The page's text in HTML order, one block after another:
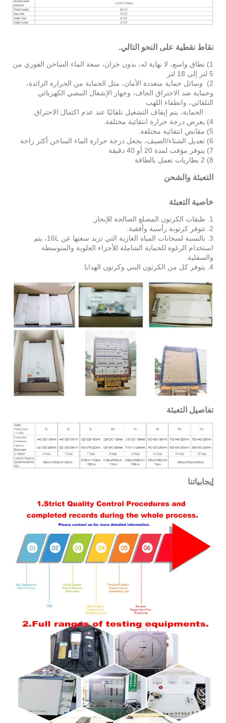
نقاط نقطية على النحو التالي.
1) نطاق واسع، لا نهاية له، بدون خزان، سعة الماء الساخن الفوري من
5 لتر إلى 18 لتر
2) وسائل حماية متعددة الأمان، مثل الحماية من الحرارة الزائدة،
وحماية ضد الاحتراق الجاف، وجهاز الإشعال النبضي الكهربائي
التلقائي، وانطفاء اللهب
الحماية، يتم إيقاف التشغيل تلقائيًا عند عدم اكتمال الاحتراق.
4) يعرض درجة حرارة انتقائية مختلفة.
5) مقابض انتقائية مختلفة.
6) تعديل الشتاء/الصيف، يجعل درجة حرارة الماء الساخن أكثر راحة
7) يتوفر مؤقت لمدة 20 أو 40 دقيقة
8) 2 بطاريات تعمل بالطاقة
التعبئة والشحن
خاصية التعبئة
1. طبقات الكرتون المضلع الصالحة للإبحار.
2. تتوفر كرتونة رأسية وأفقية.
3. بالنسبة لسخانات المياه الغازية التي تزيد سعتها عن 16L، يتم
استخدام الرغوة للحماية الشاملة للأجزاء العلوية والمتوسطة
والسفلية.
4. يتوفر كل من الكرتون البني وكرتون الهدايا.
تفاصيل التعبئة
إيجابياتنا